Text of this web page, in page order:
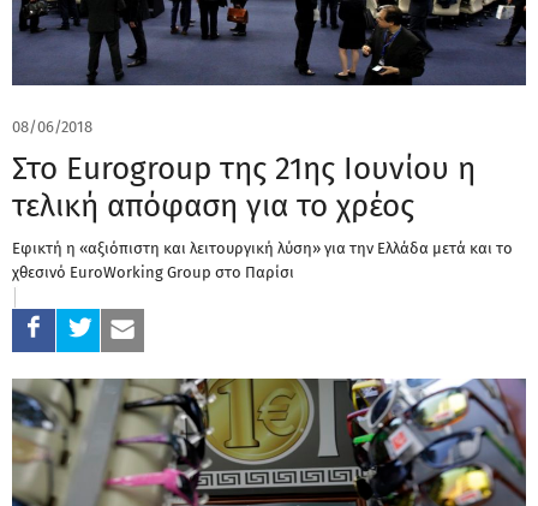
08/06/2018
Στο Eurogroup της 21ης Ιουνίου η
τελική απόφαση για το χρέος
Εφικτή η «αξιόπιστη και λειτουργική λύση» για την Ελλάδα μετά και το
χθεσινό EuroWorking Group στο Παρίσι